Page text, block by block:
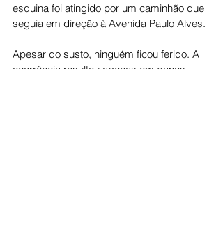
esquina foi atingido por um caminhão que
seguia em direção à Avenida Paulo Alves.
Apesar do susto, ninguém ficou ferido. A
ocorrência resultou apenas em danos